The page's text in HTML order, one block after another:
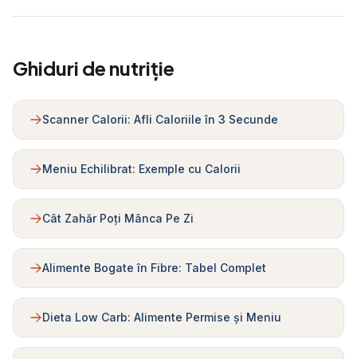
Ghiduri de nutriție
Scanner Calorii: Afli Caloriile în 3 Secunde
Meniu Echilibrat: Exemple cu Calorii
Cât Zahăr Poți Mânca Pe Zi
Alimente Bogate în Fibre: Tabel Complet
Dieta Low Carb: Alimente Permise și Meniu